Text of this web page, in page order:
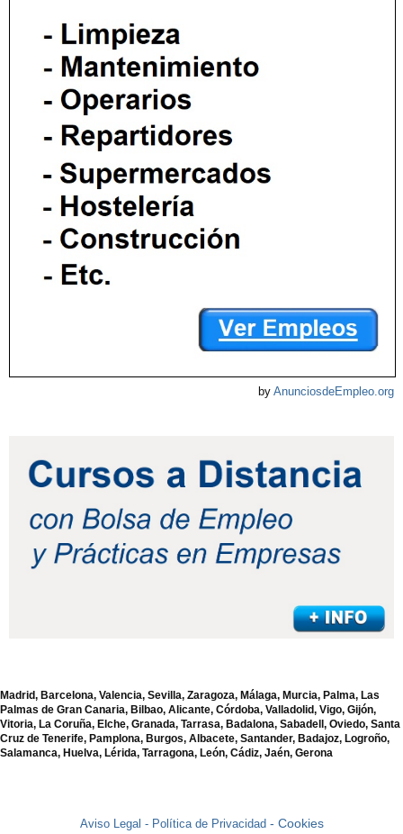
by AnunciosdeEmpleo.org
Madrid, Barcelona, Valencia, Sevilla, Zaragoza, Málaga, Murcia, Palma, Las
Palmas de Gran Canaria, Bilbao, Alicante, Córdoba, Valladolid, Vigo, Gijón,
Vitoria, La Coruña, Elche, Granada, Tarrasa, Badalona, Sabadell, Oviedo, Santa
Cruz de Tenerife, Pamplona, Burgos, Albacete, Santander, Badajoz, Logroño,
Salamanca, Huelva, Lérida, Tarragona, León, Cádiz, Jaén, Gerona
Aviso Legal - Política de Privacidad - Cookies